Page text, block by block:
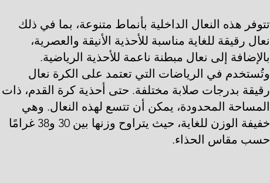
تتوفر هذه النعال الداخلية بأنماط متنوعة، بما في ذلك
نعال رقيقة للغاية مناسبة للأحذية الأنيقة والعصرية،
بالإضافة إلى نعال مبطنة ناعمة للأحذية الرياضية.
وتُستخدم في الرياضات التي تعتمد على الكرة نعال
رقيقة بدرجات صلابة مختلفة. حتى أحذية كرة القدم، ذات
المساحة المحدودة، يمكن أن تتسع لهذه النعال. وهي
خفيفة الوزن للغاية، حيث يتراوح وزنها بين 30 و38 غرامًا
حسب مقاس الحذاء.